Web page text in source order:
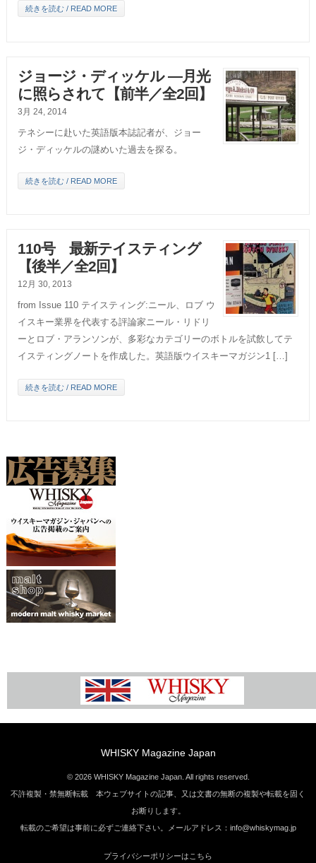
続きを読む / READ MORE
ジョージ・ディッケル ―月光
に照らされて【前半／全2回】
3月 24, 2014
テネシーに赴いた英語版本誌記者が、ジョー
ジ・ディッケルの謎めいた過去を探る。
続きを読む / READ MORE
110号 最新テイスティング
【後半／全2回】
12月 30, 2013
from Issue 110 テイスティング:ニール、ロブ ウ
イスキー業界を代表する評論家ニール・リドリ
ーとロブ・アランソンが、多彩なカテゴリーのボトルを試飲してテ
イスティングノートを作成した。英語版ウイスキーマガジン1 […]
続きを読む / READ MORE
WHISKY Magazine Japan
© 2026 WHISKY Magazine Japan. All rights reserved.
不許複製・禁無断転載 本ウェブサイトの記事、又は文書の無断の複製や転載を固く
お断りします。
転載のご希望は事前に必ずご連絡下さい。メールアドレス：info@whiskymag.jp
プライバシーポリシーはこちら